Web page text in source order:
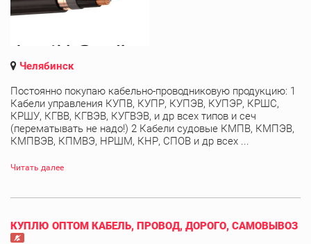
Челябинск
Постоянно покупаю кабельно-проводниковую продукцию: 1
Кабели управления КУПВ, КУПР, КУПЭВ, КУПЭР, КРШС,
КРШУ, КГВВ, КГВЭВ, КУГВЭВ, и др всех типов и сеч
(перематывать не надо!) 2 Кабели судовые КМПВ, КМПЭВ,
КМПВЭВ, КПМВЭ, НРШМ, КНР, СПОВ и др всех ...
Читать далее
КУПЛЮ ОПТОМ КАБЕЛЬ, ПРОВОД, ДОРОГО, САМОВЫВОЗ